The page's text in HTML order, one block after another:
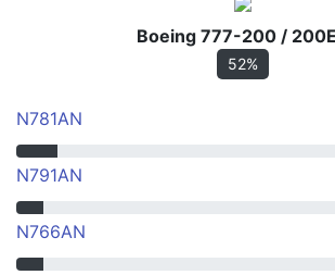
Boeing 777-200 /
52%
N781AN
N791AN
N766AN